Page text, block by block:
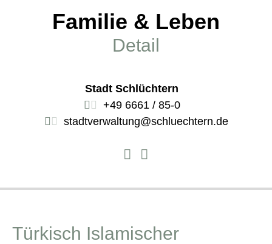
Familie & Leben
Detail
Stadt Schlüchtern
+49 6661 / 85-0
stadtverwaltung@schluechtern.de
Türkisch Islamischer